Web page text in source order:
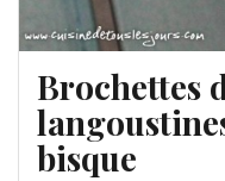
Brochettes
bisque